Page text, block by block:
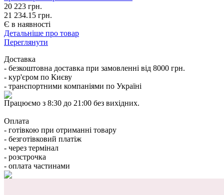
20 223 грн.
21 234.15 грн.
Є в наявності
Детальніше про товар
Переглянути
Доставка
- безкоштовна доставка при замовленні від 8000 грн.
- кур'єром по Києву
- транспортними компаніями по Україні
Працюємо з 8:30 до 21:00 без вихідних.
Оплата
- готівкою при отриманні товару
- безготівковий платіж
- через термінал
- розстрочка
- оплата частинами